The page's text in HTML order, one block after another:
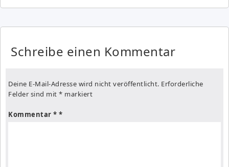
Schreibe einen Kommentar
Deine E-Mail-Adresse wird nicht veröffentlicht. Erforderliche
Felder sind mit * markiert
Kommentar *